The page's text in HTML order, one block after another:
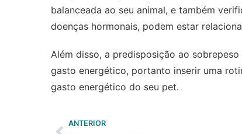
balanceada ao seu animal, e também
doenças hormonais, podem estar
Além disso, a predisposição ao
gasto energético, portanto inserir uma
gasto energético do seu pet.
ANTERIOR